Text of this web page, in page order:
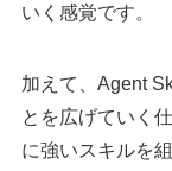
いく感覚です。
加えて、Agent
とを広げていく
に強いスキルを